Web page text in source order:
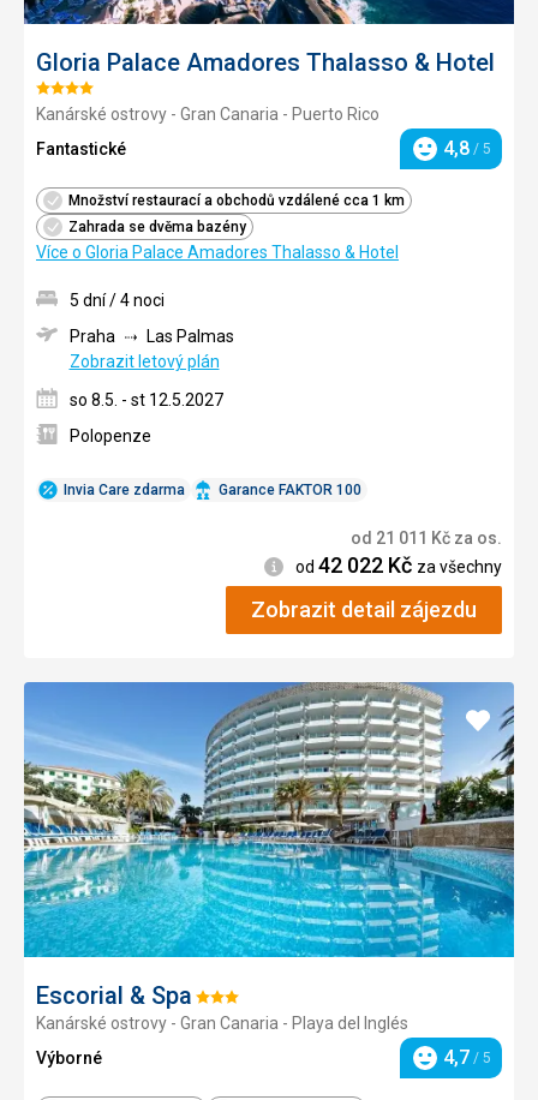
Gloria Palace Amadores Thalasso & Hotel
Hodnocení:
4/5
Kanárské ostrovy - Gran Canaria - Puerto Rico
Fantastické
Hodnocení
4,8 / 5
Množství restaurací a obchodů vzdálené cca 1 km
Zahrada se dvěma bazény
Více o Gloria Palace Amadores Thalasso & Hotel
Invia Care zdarma Garance FAKTOR 100
5 dní / 4 noci
Praha
Las Palmas
Zobrazit letový plán
so 8.5. - st 12.5.2027
Polopenze
od 21 011 Kč za os.
Informace
od 42 022 Kč za všechny
Zobrazit detail zájezdu
Escorial & Spa Hodnocení:
3/5
Kanárské ostrovy - Gran Canaria - Playa del Inglés
Výborné
Hodnocení
4,7 / 5
Přidat
do